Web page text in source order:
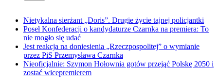
Nietykalna sierżant „Doris”. Drugie życie tajnej policjantki
Poseł Konfederacji o kandydaturze Czarnka na premiera: To
nie mogło się udać
Jest reakcja na doniesienia „Rzeczpospolitej” o wymianie
przez PiS Przemysława Czarnka
Nieoficjalnie: Szymon Hołownia gotów przejąć Polskę 2050 i
zostać wicepremierem